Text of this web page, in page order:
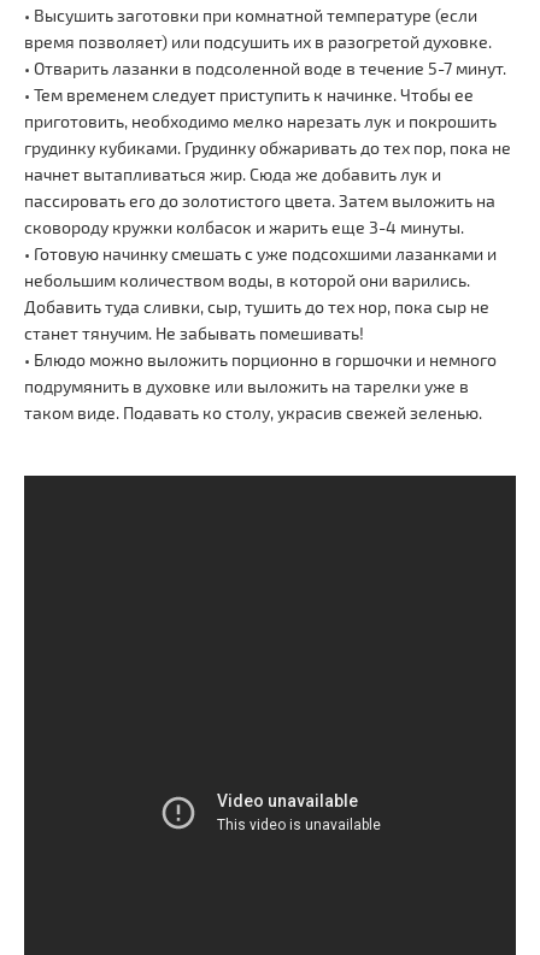
• Высушить заготовки при комнатной температуре (если
время позволяет) или подсушить их в разогретой духовке.
• Отварить лазанки в подсоленной воде в течение 5-7 минут.
• Тем временем следует приступить к начинке. Чтобы ее
приготовить, необходимо мелко нарезать лук и покрошить
грудинку кубиками. Грудинку обжаривать до тех пор, пока не
начнет вытапливаться жир. Сюда же добавить лук и
пассировать его до золотистого цвета. Затем выложить на
сковороду кружки колбасок и жарить еще 3-4 минуты.
• Готовую начинку смешать с уже подсохшими лазанками и
небольшим количеством воды, в которой они варились.
Добавить туда сливки, сыр, тушить до тех нор, пока сыр не
станет тянучим. Не забывать помешивать!
• Блюдо можно выложить порционно в горшочки и немного
подрумянить в духовке или выложить на тарелки уже в
таком виде. Подавать ко столу, украсив свежей зеленью.